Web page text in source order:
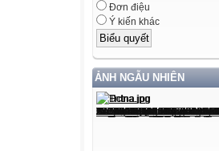
Đơn điệu
Ý kiến khác
ẢNH NGẪU NHIÊN